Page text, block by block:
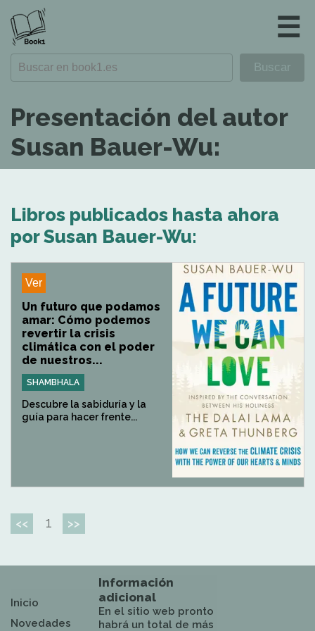
☰
Presentación del autor
Susan Bauer-Wu:
Libros publicados hasta ahora
por Susan Bauer-Wu:
Ver
Un futuro que podamos
amar: Cómo podemos
revertir la crisis
climática con el poder
de nuestros...
SHAMBHALA
Descubre la sabiduría y la
guía para hacer frente...
<< 1 >>
Inicio
Novedades
Información
adicional
En el sitio web pronto
habrá un total de más